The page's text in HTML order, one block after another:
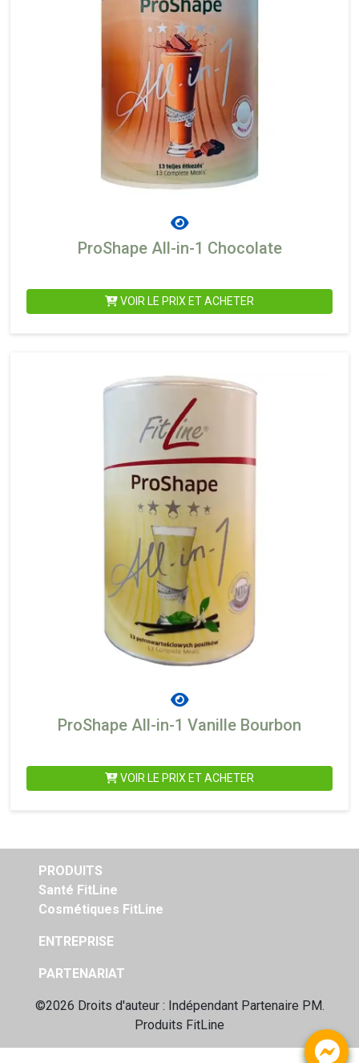
ProShape All-in-1 Chocolate
VOIR LE PRIX ET ACHETER
ProShape All-in-1 Vanille Bourbon
VOIR LE PRIX ET ACHETER
PRODUITS
Santé FitLine
Cosmétiques FitLine
ENTREPRISE
PARTENARIAT
©2026 Droits d'auteur : Indépendant Partenaire PM.
Produits FitLine